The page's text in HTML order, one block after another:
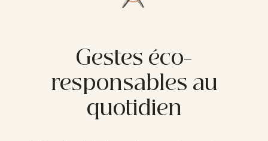
Gestes éco-
responsables au
quotidien